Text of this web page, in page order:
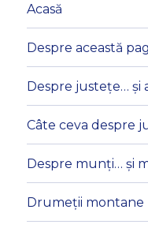
Acasă
Despre această
Despre justețe… și
Câte ceva despre
Despre munți… și
Drumeții montane